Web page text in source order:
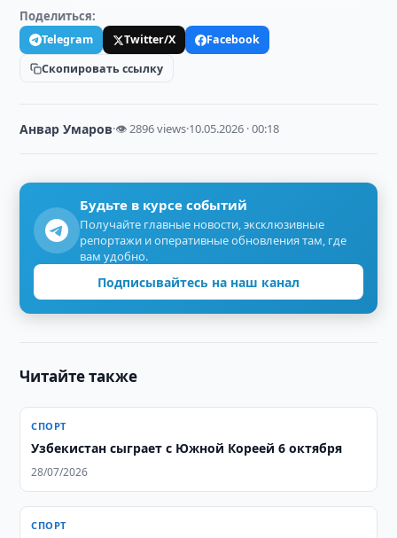
Поделиться:
Telegram Twitter/X
Facebook
Скопировать ссылку
Анвар Умаров·👁 2896 views·10.05.2026 · 00:18
Будьте в курсе событий
Получайте главные новости, эксклюзивные
репортажи и оперативные обновления там, где
вам удобно.
Подписывайтесь на наш канал
Читайте также
СПОРТ
Узбекистан сыграет с Южной Кореей 6 октября
28/07/2026
СПОРТ